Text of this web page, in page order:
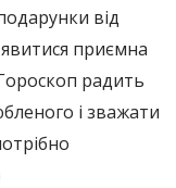
від
приємна
радить
і зважати